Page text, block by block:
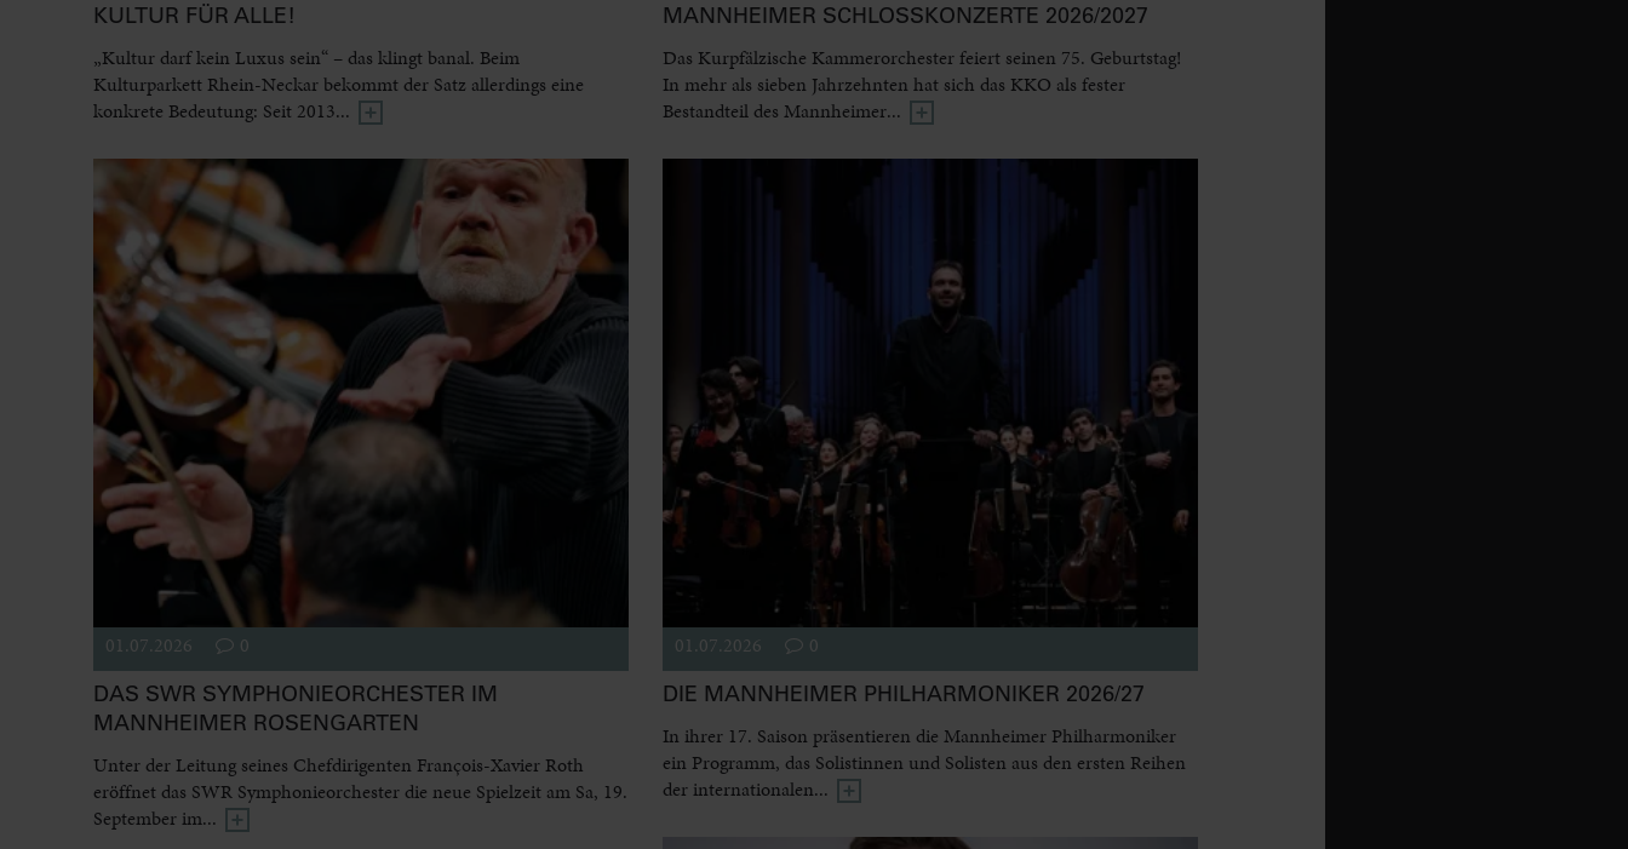
KULTUR FÜR ALLE!
„Kultur darf kein Luxus sein“ – das klingt banal. Beim
Kulturparkett Rhein-Neckar bekommt der Satz allerdings eine
konkrete Bedeutung: Seit 2013...
MANNHEIMER SCHLOSSKONZERTE 2026/2027
Das Kurpfälzische Kammerorchester feiert seinen 75. Geburtstag!
In mehr als sieben Jahrzehnten hat sich das KKO als fester
Bestandteil des Mannheimer...
01.07.2026 0
DAS SWR SYMPHONIEORCHESTER IM
MANNHEIMER ROSENGARTEN
Unter der Leitung seines Chefdirigenten François-Xavier Roth
eröffnet das SWR Symphonieorchester die neue Spielzeit am Sa, 19.
September im...
01.07.2026 0
DIE MANNHEIMER PHILHARMONIKER 2026/27
In ihrer 17. Saison präsentieren die Mannheimer Philharmoniker
ein Programm, das Solistinnen und Solisten aus den ersten Reihen
der internationalen...